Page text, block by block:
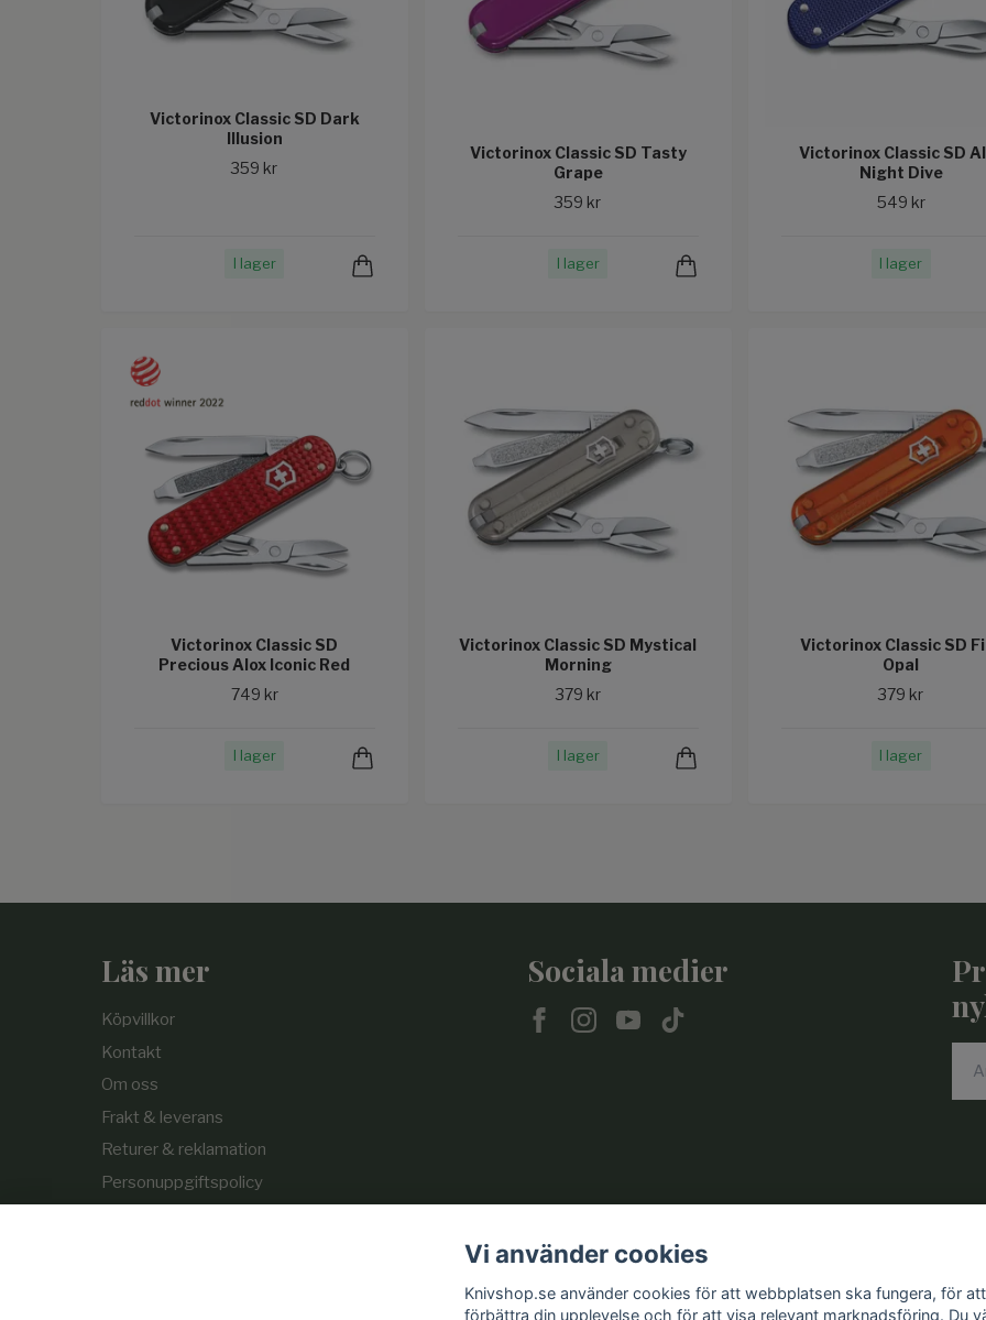
Victorinox Classic SD Dark
Illusion
359 kr
I lager
Victorinox Classic SD Tasty
Grape
359 kr
I lager
Victorinox Classic SD
Night Dive
549 kr
I lager
Victorinox Classic SD
Precious Alox Iconic Red
749 kr
I lager
Victorinox Classic SD Mystical
Morning
379 kr
I lager
Victorinox Classic SD
Opal
379 kr
I lager
Läs mer
Köpvillkor
Kontakt
Om oss
Frakt & leverans
Returer & reklamation
Personuppgiftspolicy
Sociala medier
Vi använder cookies
Knivshop.se använder cookies för att webbplatsen ska fungera, för att
förbättra din upplevelse och för att visa relevant marknadsföring. Du